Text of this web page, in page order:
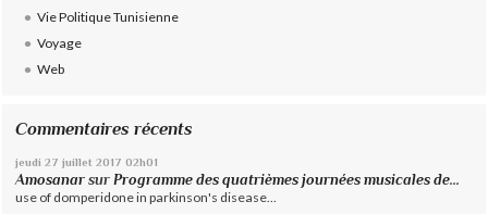
Vie Politique Tunisienne
Voyage
Web
Commentaires récents
jeudi 27 juillet 2017 02h01
Amosanar surProgramme des quatrièmes journées musicales de...
use of domperidone in parkinson's disease...